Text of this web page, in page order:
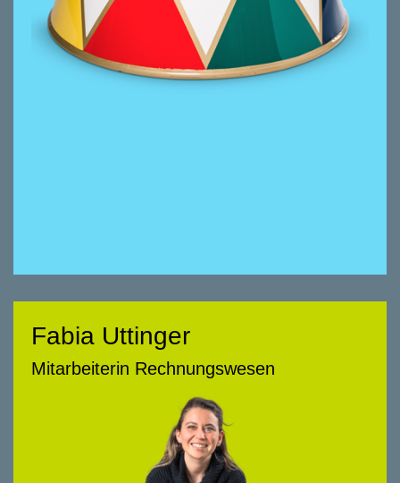
Hand, klarer Verstand, rasches Schalten.
Fabia Uttinger
Mitarbeiterin Rechnungswesen
Mitarbeiterin Rechnungswesen
fabia.uttinger@smeyers.ch
Beratungsschwerpunkte